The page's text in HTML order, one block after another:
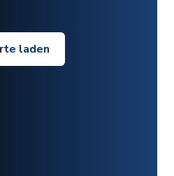
laden